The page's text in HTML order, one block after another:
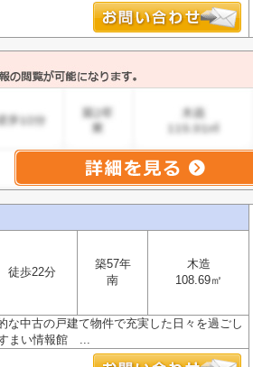
徒歩22分
築57年
南
木造
108.69㎡
中古の戸建て物件で充実した日々を過ごし
すまい情報館 ...